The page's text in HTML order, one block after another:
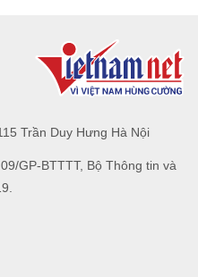
Trần Duy Hưng Hà Nội
GP-BTTTT, Bộ Thông tin và